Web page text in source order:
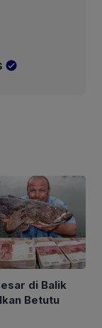
di Balik
Betutu